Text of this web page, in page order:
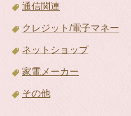
通信関連
クレジット/電子マネー
ネットショップ
家電メーカー
その他